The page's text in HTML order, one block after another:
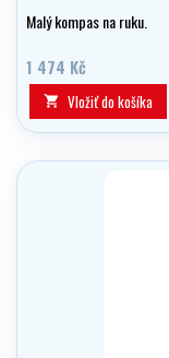
Malý kompas na ruku.
1 474 Kč
 Vložiť do košíka